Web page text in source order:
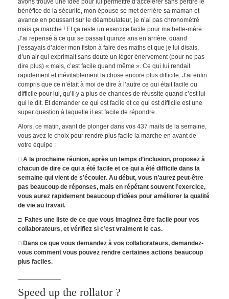
bénéfice de la sécurité, mon épouse se met derrière sa maman et
avance en poussant sur le déambulateur, je n’ai pas chronométré
mais ça marche ! Et ça reste un exercice facile pour ma belle-mère.
J’ai repensé à ce qui se passait quinze ans en arrière, quand
j’essayais d’aider mon fiston à faire des maths et que je lui disais,
d’un air qui exprimait sans doute un léger énervement (pour ne pas
dire plus) « mais, c’est facile quand même ». Ce qui lui rendait
rapidement et inévitablement la chose encore plus difficile. J’ai enfin
compris que ce n’était à moi de dire à l’autre ce qui était facile ou
difficile pour lui, qu’il y a plus de chances de réussite quand c’est lui
qui le dit. Et demander ce qui est facile et ce qui est difficile est une
super question à laquelle il est facile de répondre.
Alors, ce matin, avant de plonger dans vos 437 mails de la semaine,
vous avez le choix pour rendre plus facile la marche en avant de
votre équipe :
□ A la prochaine réunion, après un temps d’inclusion, proposez à
chacun de dire ce qui a été facile et ce qui a été difficile dans la
semaine qui vient de s’écouler. Au début, vous n’aurez peut-être
pas beaucoup de réponses, mais en répétant souvent l’exercice,
vous aurez rapidement beaucoup d’idées pour améliorer la qualité
de vie au travail.
□ Faites une liste de ce que vous imaginez être facile pour vos
collaborateurs, et vérifiez si c’est vraiment le cas.
□ Dans ce que vous demandez à vos collaborateurs, demandez-
vous comment vous pouvez rendre certaines actions beaucoup
plus faciles.
Speed up the rollator ?